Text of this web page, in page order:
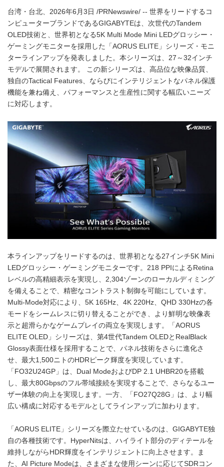
台湾・台北、2026年6月3日 /PRNewswire/ -- 世界をリードするコ
ンピューターブランドであるGIGABYTEは、次世代のTandem
OLED技術と、世界初となる5K Multi Mode Mini LEDグロッシー・
ゲーミングモニターを採用した「AORUS ELITE」シリーズ・モニ
ターラインアップを発表しました。本シリーズは、27～32インチ
モデルで展開されます。 この新シリーズは、高品位な映像品質、
独自のTactical Features、ならびにインテリジェントなパネル保護
機能を兼ね備え、パフォーマンスと生産性に関する幅広いニーズ
に対応します。
本ラインアップをリードするのは、世界初となる27インチ5K Mini
LEDグロッシー・ゲーミングモニターです。218 PPIによるRetina
レベルの高精細表示を実現し、2,304ゾーンのローカルディミング
を備えることで、精密なコントラスト制御を可能にしています。
Multi-Mode対応により、5K 165Hz、4K 220Hz、QHD 330Hzの各
モードをシームレスに切り替えることができ、より鮮明な映像表
示と超滑らかなゲームプレイの両立を実現します。「AORUS
ELITE OLED」シリーズは、第4世代Tandem OLEDとRealBlack
Glossy表面仕様を採用することで、パネル技術をさらに進化さ
せ、最大1,500ニトのHDRピーク輝度を実現しています。
「FO32U24GP」は、Dual ModeおよびDP 2.1 UHBR20を搭載
し、最大80Gbpsのフル帯域接続を実現することで、さらなるユー
ザー体験の向上を実現します。一方、「FO27Q28G」は、より幅
広い構成に対応するモデルとしてラインアップに加わります。
「AORUS ELITE」シリーズを際立たせているのは、GIGABYTE独
自の各種技術です。HyperNitsは、ハイライト部分のディテールを
維持しながらHDR輝度をインテリジェントに向上させます。ま
た、AI Picture Modeは、さまざまな使用シーンに応じてSDRコン